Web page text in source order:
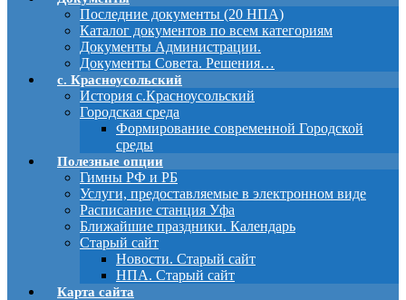
Последние документы (20 НПА)
Каталог документов по всем категориям
Документы Администрации.
Документы Совета. Решения…
с. Красноусольский
История с.Красноусольский
Городская среда
Формирование современной Городской
среды
Полезные опции
Гимны РФ и РБ
Услуги, предоставляемые в электронном виде
Расписание станция Уфа
Ближайшие праздники. Календарь
Старый сайт
Новости. Старый сайт
НПА. Старый сайт
Карта сайта